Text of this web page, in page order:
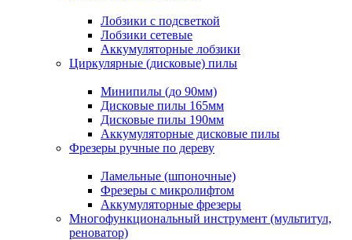
Лобзики с подсветкой
Лобзики сетевые
Аккумуляторные лобзики
Циркулярные (дисковые) пилы
Минипилы (до 90мм)
Дисковые пилы 165мм
Дисковые пилы 190мм
Аккумуляторные дисковые пилы
Фрезеры ручные по дереву
Ламельные (шпоночные)
Фрезеры с микролифтом
Аккумуляторные фрезеры
Многофункциональный инструмент (мультитул,
реноватор)